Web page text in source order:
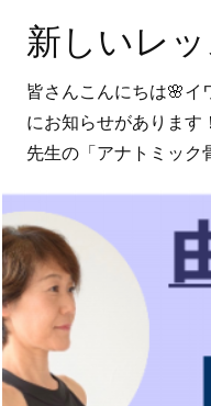
皆さんこんにちは🌸イ
にお知らせがあります
先生の「アナトミッ